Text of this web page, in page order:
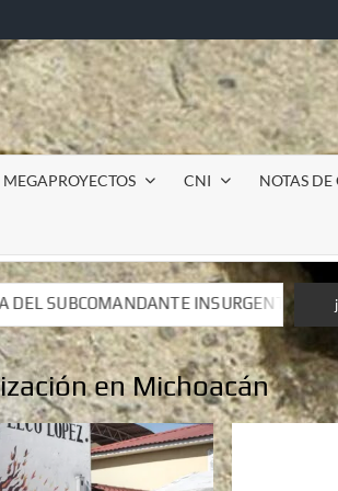
MEGAPROYECTOS CNI NOTAS DE
MOISÉS A LUIS DE TAVIRA
MOISÉS A LUIS DE TAVIRA
en Michoacán